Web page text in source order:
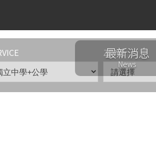
最新消息
News
ZONE